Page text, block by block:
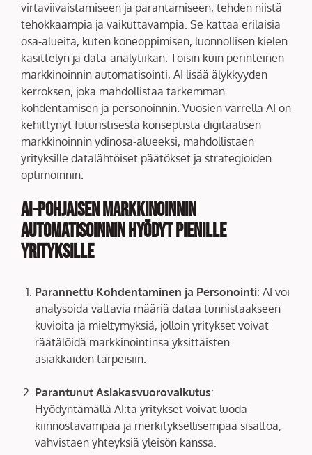
virtaviivaistamiseen ja parantamiseen, tehden niistä
tehokkaampia ja vaikuttavampia. Se kattaa erilaisia
osa-alueita, kuten koneoppimisen, luonnollisen kielen
käsittelyn ja data-analytiikan. Toisin kuin perinteinen
markkinoinnin automatisointi, AI lisää älykkyyden
kerroksen, joka mahdollistaa tarkemman
kohdentamisen ja personoinnin. Vuosien varrella AI on
kehittynyt futuristisesta konseptista digitaalisen
markkinoinnin ydinosa-alueeksi, mahdollistaen
yrityksille datalähtöiset päätökset ja strategioiden
optimoinnin.
AI-pohjaisen Markkinoinnin
Automatisoinnin Hyödyt Pienille
Yrityksille
Parannettu Kohdentaminen ja Personointi: AI voi
analysoida valtavia määriä dataa tunnistaakseen
kuvioita ja mieltymyksiä, jolloin yritykset voivat
räätälöidä markkinointinsa yksittäisten
asiakkaiden tarpeisiin.
Parantunut Asiakasvuorovaikutus:
Hyödyntämällä AI:ta yritykset voivat luoda
kiinnostavampaa ja merkityksellisempää sisältöä,
vahvistaen yhteyksiä yleisön kanssa.